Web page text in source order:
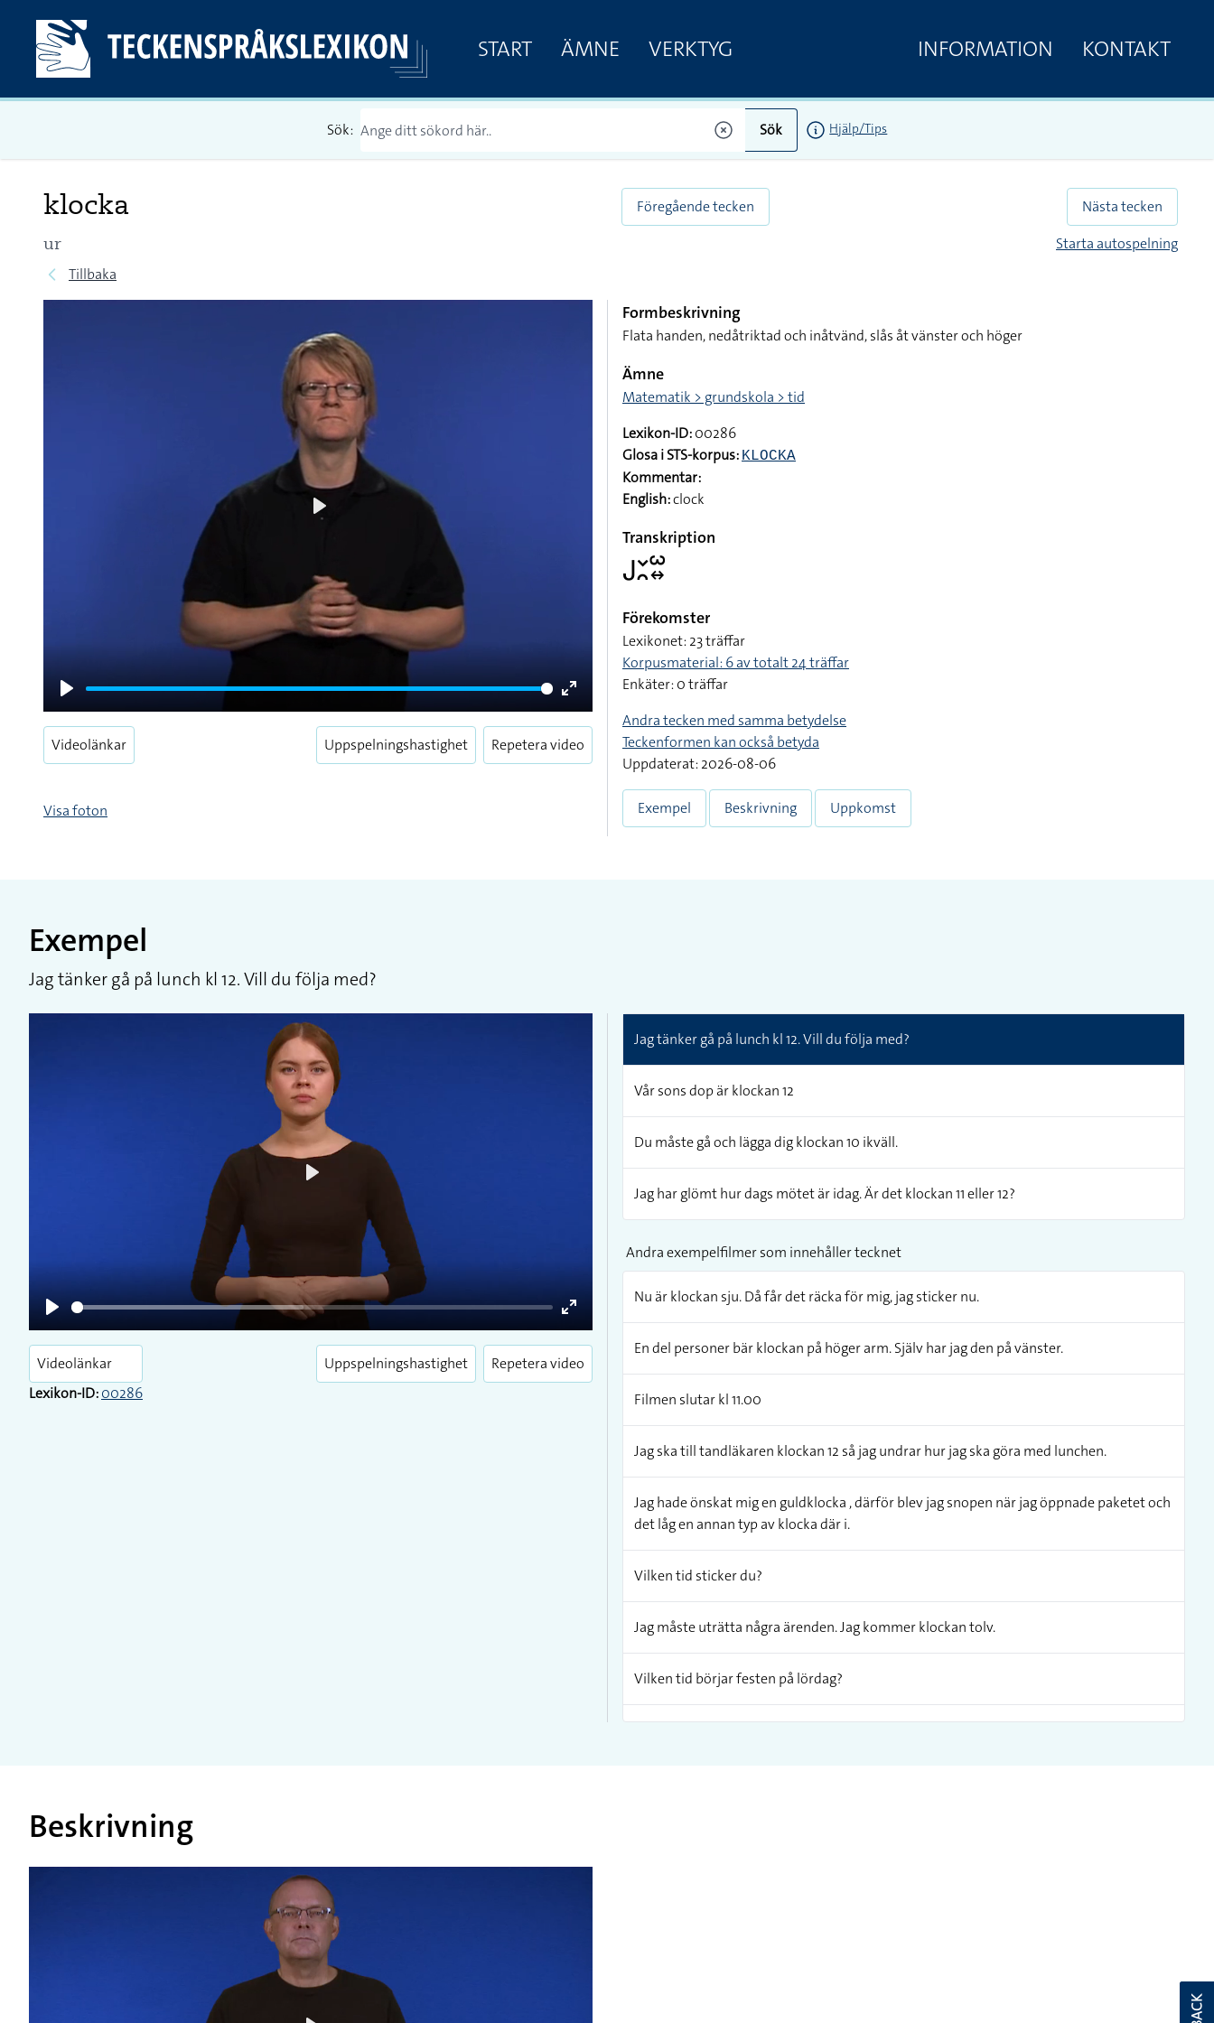
START ÄMNE VERKTYG INFORMATION KONTAKT
Sök: Sök Hjälp/Tips
klocka
ur
Tillbaka
Föregående tecken
Nästa tecken
Starta autospelning
Play
Enter
fullscreen
Videolänkar Uppspelningshastighet Repetera video
Visa foton
Formbeskrivning
Flata handen, nedåtriktad och inåtvänd, slås åt vänster och höger
Ämne
Matematik > grundskola > tid
Lexikon-ID:00286
Glosa i STS-korpus: KLOCKA
Kommentar:
English:clock
Transkription
􌤢􌥖􌥘􌥱􌦉
Förekomster
Lexikonet: 23 träffar
Korpusmaterial: 6 av totalt 24 träffar
Enkäter: 0 träffar
Andra tecken med samma betydelse
Teckenformen kan också betyda
Uppdaterat: 2026-08-06
Exempel Beskrivning Uppkomst
Exempel
Jag tänker gå på lunch kl 12. Vill du följa med?
Play
Enter
fullscreen
Videolänkar
Lexikon-ID:00286
Uppspelningshastighet Repetera video
Jag tänker gå på lunch kl 12. Vill du följa med?
Vår sons dop är klockan 12
Du måste gå och lägga dig klockan 10 ikväll.
Jag har glömt hur dags mötet är idag. Är det klockan 11 eller 12?
Andra exempelfilmer som innehåller tecknet
Nu är klockan sju. Då får det räcka för mig, jag sticker nu.
En del personer bär klockan på höger arm. Själv har jag den på vänster.
Filmen slutar kl 11.00
Jag ska till tandläkaren klockan 12 så jag undrar hur jag ska göra med lunchen.
Jag hade önskat mig en guldklocka , därför blev jag snopen när jag öppnade paketet och
det låg en annan typ av klocka där i.
Vilken tid sticker du?
Jag måste uträtta några ärenden. Jag kommer klockan tolv.
Vilken tid börjar festen på lördag?
Beskrivning